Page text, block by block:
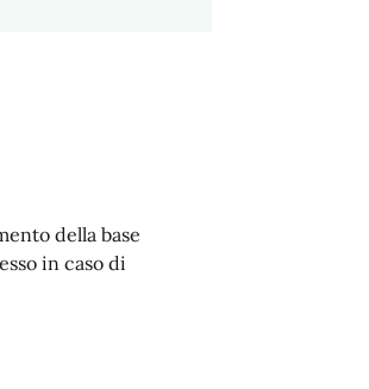
della base
in caso di